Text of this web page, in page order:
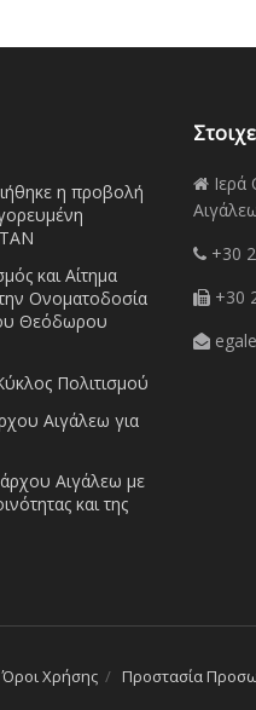
η προβολή
και Αίτημα
Ονοματοδοσία
Θεόδωρου
Πολιτισμού
Αιγάλεω για
Αιγάλεω με
και της
+30
+30
Όροι Χρήσης Προστασία